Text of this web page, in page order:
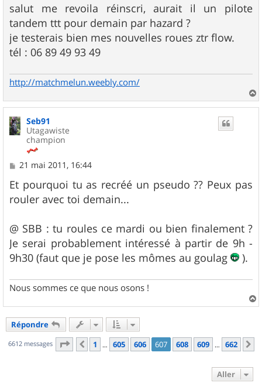
s
s
a
g
e
salut me revoila réinscri, aurait il un pilote
tandem ttt pour demain par hazard ?
je testerais bien mes nouvelles roues ztr flow.
tél : 06 89 49 93 49
http://matchmelun.weebly.com/
a
Seb91
Utagawiste
champion
M
s
s
a
21 mai 2011, 16:44
Et pourquoi tu as recréé un pseudo ?? Peux pas
rouler avec toi demain...
@ SBB : tu roules ce mardi ou bien finalement ?
Je serai probablement intéressé à partir de 9h -
9h30 (faut que je pose les mômes au goulag
).
Nous sommes ce que nous osons !
a
Répondre
6612 messages Page 607 sur662
Précédent
1 … 605 606 607 608 609 … 662
Aller